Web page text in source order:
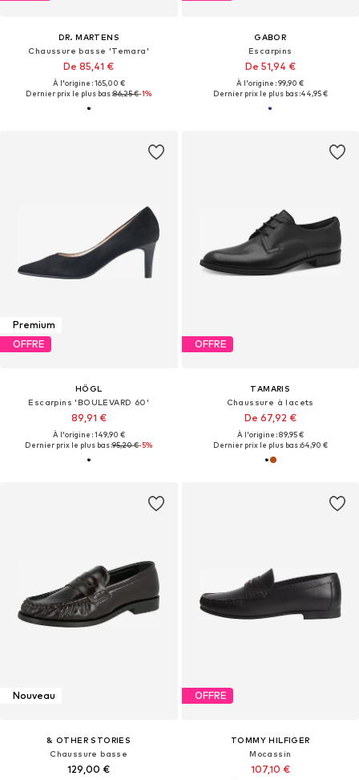
DR. MARTENS
Chaussure basse 'Temara'
De 85,41 €
À l'origine : 165,00 €
Dernier prix le plus bas :86,25 €-1%
GABOR
Escarpins
De 51,94 €
À l'origine : 99,90 €
Dernier prix le plus bas :44,95 €
Premium
OFFRE
HÖGL
Escarpins 'BOULEVARD 60'
89,91 €
À l'origine : 149,90 €
Dernier prix le plus bas :95,20 €-5%
OFFRE
TAMARIS
Chaussure à lacets
De 67,92 €
À l'origine : 89,95 €
Dernier prix le plus bas :64,90 €
Nouveau
& OTHER STORIES
Chaussure basse
129,00 €
OFFRE
TOMMY HILFIGER
Mocassin
107,10 €